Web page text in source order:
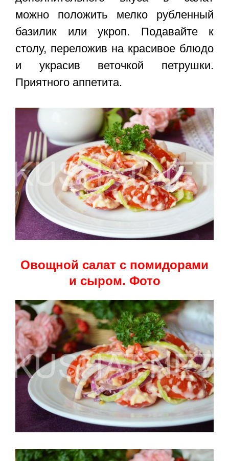
можно положить мелко рубленный
базилик или укроп. Подавайте к
столу, переложив на красивое блюдо
и украсив веточкой петрушки.
Приятного аппетита.
Овощной салат с помидорами
и сыром. Фото